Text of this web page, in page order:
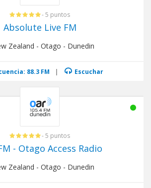
- 5 puntos
Absolute Live FM
Zealand - Otago - Dunedin
88.3 FM | Escuchar
- 5 puntos
- Otago Access Radio
Zealand - Otago - Dunedin